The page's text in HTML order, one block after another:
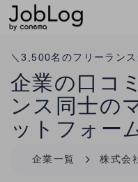
＼3,500名のフリーラン
企業の口コ
ンス同士の
ットフォー
企業一覧 株式会